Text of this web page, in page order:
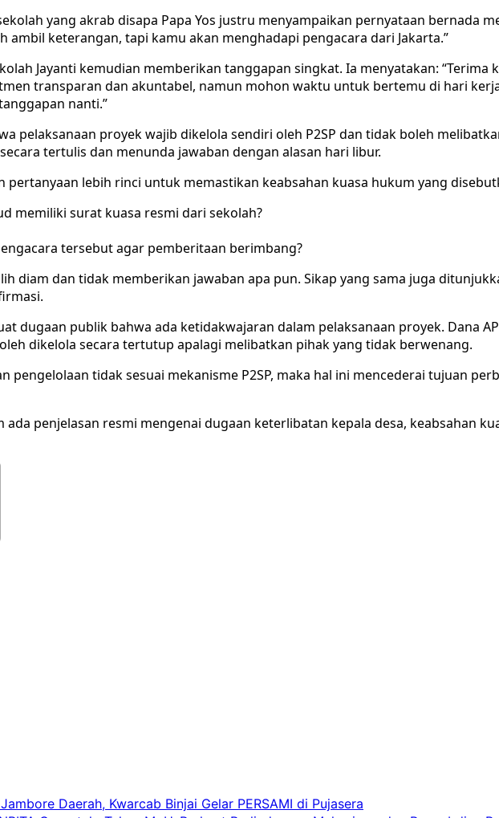
yang akrab disapa Papa Yos justru menyampaikan pernyataan bernada
ambil keterangan, tapi kamu akan menghadapi pengacara dari Jakarta.”
Jayanti kemudian memberikan tanggapan singkat. Ia menyatakan:
transparan dan akuntabel, namun mohon waktu untuk bertemu di hari
nanti.”
pelaksanaan proyek wajib dikelola sendiri oleh P2SP dan tidak boleh
tertulis dan menunda jawaban dengan alasan hari libur.
pertanyaan lebih rinci untuk memastikan keabsahan kuasa hukum yang
memiliki surat kuasa resmi dari sekolah?
tersebut agar pemberitaan berimbang?
diam dan tidak memberikan jawaban apa pun. Sikap yang sama juga
dugaan publik bahwa ada ketidakwajaran dalam pelaksanaan proyek. Dana
dikelola secara tertutup apalagi melibatkan pihak yang tidak berwenang.
pengelolaan tidak sesuai mekanisme P2SP, maka hal ini mencederai tujuan
penjelasan resmi mengenai dugaan keterlibatan kepala desa, keabsahan
Daerah, Kwarcab Binjai Gelar PERSAMI di Pujasera